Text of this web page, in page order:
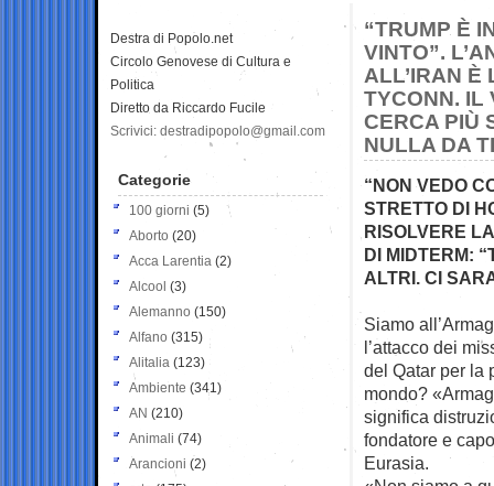
“TRUMP È
VINTO”.
ALL’IRAN È
TYCONN. IL
CERCA PIÙ
NULLA DA
“NON VEDO
STRETTO DI
RISOLVERE
DI MIDTERM:
ALTRI. CI
Siamo
l’attacco dei
del Qatar per la
mondo?
significa
fondatore e
Eurasia.
Destra di Popolo.net
Circolo Genovese di Cultura e
Politica
Diretto da Riccardo Fucile
Scrivici: destradipopolo@gmail.com
Categorie
100 giorni (5)
Aborto (20)
Acca Larentia (2)
Alcool (3)
Alemanno (150)
Alfano (315)
Alitalia (123)
Ambiente (341)
AN (210)
Animali (74)
Arancioni (2)